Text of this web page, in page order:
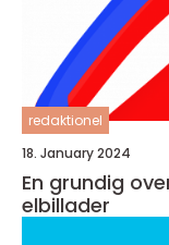
redaktionel
18. January 2024
En grundig
elbillader